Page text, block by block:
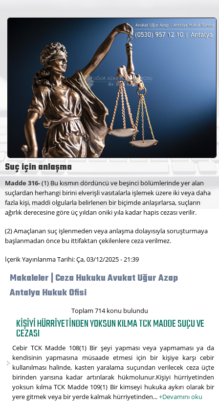
Suç için anlaşma
Madde 316-(1) Bu kısmın dördüncü ve beşinci bölümlerinde yer alan
suçlardan herhangi birini elverişli vasıtalarla işlemek üzere iki veya daha
fazla kişi, maddi olgularla belirlenen bir biçimde anlaşırlarsa, suçların
ağırlık derecesine göre üç yıldan oniki yıla kadar hapis cezası verilir.
(2) Amaçlanan suç işlenmeden veya anlaşma dolayısıyla soruşturmaya
başlanmadan önce bu ittifaktan çekilenlere ceza verilmez.
İçerik Yayınlanma Tarihi: Ça, 03/12/2025 - 21:39
Makaleler | Ceza Hukuku Avukat Uğur Azap
Antalya Hukuk Ofisi
Toplam 714 konu bulundu
KIŞIYI HÜRRIYETINDEN YOKSUN KILMA TCK MADDE SUÇU VE
CEZASI
Cebir TCK Madde 108(1) Bir şeyi yapması veya yapmaması ya da
kendisinin yapmasına müsaade etmesi için bir kişiye karşı cebir
kullanılması halinde, kasten yaralama suçundan verilecek ceza üçte
birinden yarısına kadar artırılarak hükmolunur.Kişiyi hürriyetinden
yoksun kılma TCK Madde 109(1) Bir kimseyi hukuka aykırı olarak bir
yere gitmek veya bir yerde kalmak hürriyetinden...+Devamını oku